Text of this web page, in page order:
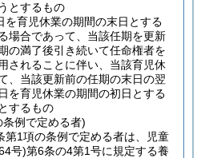
とするもの
を育児休業の期間の末日とする
場合であって、当該任期を更新
の満了後引き続いて任命権者を
されることに伴い、当該育児休
、当該更新前の任期の末日の翌
を育児休業の期間の初日とする
するもの
例で定める者)
第1項の条例で定める者は、児童
号)第6条の4第1号に規定する養